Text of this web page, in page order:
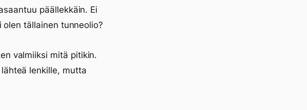
päällekkäin. Ei
tällainen tunneolio?
valmiiksi mitä pitikin.
lenkille, mutta